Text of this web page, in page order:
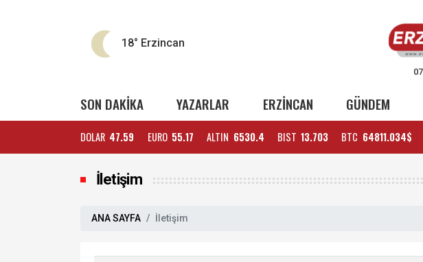
18° Erzincan
SON DAKİKA YAZARLAR ERZİNCAN GÜNDEM
DOLAR 47.59 EURO 55.17 ALTIN 6530.4 BIST 13.703 BTC 64811.034$
İletişim
ANA SAYFA İletişim